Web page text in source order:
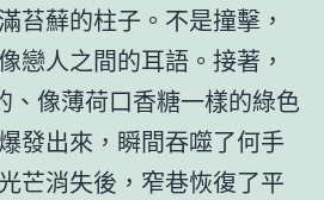
苔蘚的柱子。不是撞擊，
戀人之間的耳語。接著，
、像薄荷口香糖一樣的綠色
發出來，瞬間吞噬了何手
芒消失後，窄巷恢復了平